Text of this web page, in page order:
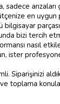
sadece
en
bizi tercih
nasıl
ister
Siparişinizi
ve toplama